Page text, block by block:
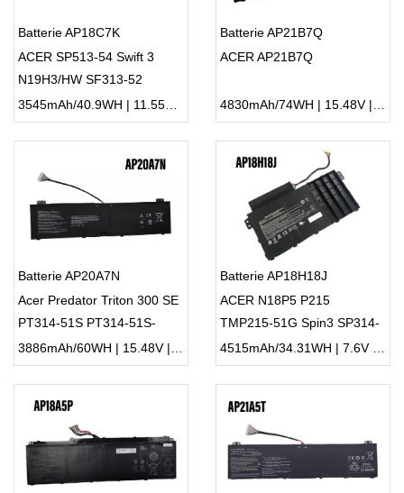
Batterie AP18C7K
ACER SP513-54 Swift 3
N19H3/HW SF313-52
3545mAh/40.9WH | 11.55V | Li-ion ...
Batterie AP21B7Q
ACER AP21B7Q
4830mAh/74WH | 15.48V | Li-ion ...
Batterie AP20A7N
Acer Predator Triton 300 SE
PT314-51S PT314-51S-
76QN
3886mAh/60WH | 15.48V | Li-ion ...
Batterie AP18H18J
ACER N18P5 P215
TMP215-51G Spin3 SP314-
53
4515mAh/34.31WH | 7.6V | Li-ion ...